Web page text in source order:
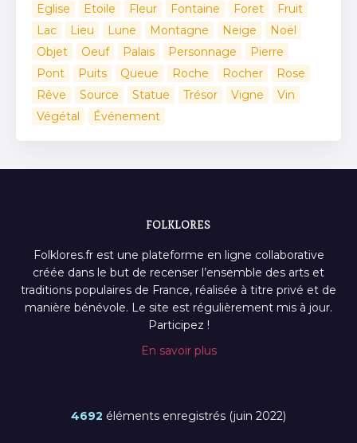
Eglise
Etoile Fleur Fontaine Foret
Fruit
Lac
Lieu Lune Montagne Neige
Noël
Objet
Oeuf Palais Personnage
Pierre
Pont
Puits Queue Roche Rocher
Rose
Rêve
Source Statue Trésor Vigne
Vin
Végétal
Événement
FOLKLORES
Folklores.fr est une plateforme en ligne collaborative
créée dans le but de recenser l’ensemble des arts et
traditions populaires de France, réalisée à titre privé et de
manière bénévole. Le site est régulièrement mis à jour.
Participez !
En savoir plus
4692 éléments enregistrés (juin 2022)